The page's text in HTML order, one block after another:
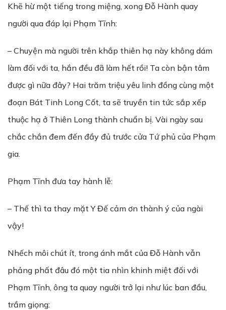
Khẽ hừ một tiếng trong miệng, xong Đỗ Hành quay
người qua đáp lại Phạm Tĩnh:
– Chuyện mà người trên khắp thiên hạ này không dám
làm đối với ta, hắn đều đã làm hết rồi! Ta còn bận tâm
được gì nữa đây? Hai trăm triệu yêu linh đồng cùng một
đoạn Bát Tinh Long Cốt, ta sẽ truyền tin tức sắp xếp
thuộc hạ ở Thiên Long thành chuẩn bị. Vài ngày sau
chắc chắn đem đến đầy đủ trước cửa Tứ phủ của Phạm
gia.
Phạm Tĩnh đưa tay hành lễ:
– Thế thì ta thay mặt Y Đế cảm ơn thành ý của ngài
vậy!
Nhếch môi chút ít, trong ánh mắt của Đỗ Hành vẫn
phảng phất đâu đó một tia nhìn khinh miệt đối với
Phạm Tĩnh, ông ta quay người trở lại như lúc ban đầu,
trầm giọng: